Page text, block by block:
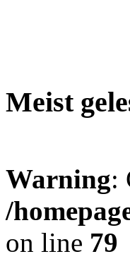
Meist
Warning:
/
on line 79